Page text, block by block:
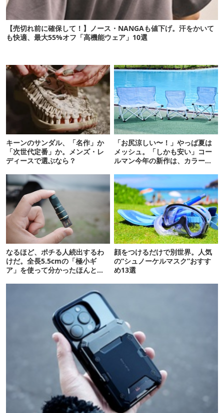
【売切れ前に確保して！】ノース・NANGAも値下げ。汗をかいて
も快適、最大55%オフ「高機能ウェア」10選
キーンのサンダル、「名作」か
「次世代定番」か。メンズ・レ
ディースで選ぶなら？
「お尻涼しい〜！」やっぱ夏は
メッシュ。「しかも安い」コー
ルマン今年の新作は、カラーも
なるほど、ポチる人続出するわ
けだ。全長5.5cmの「極小ギ
ア」を使って分かったほんとの
顔をつけるだけで別世界。人気
の“シュノーケルマスク”おすす
め13選